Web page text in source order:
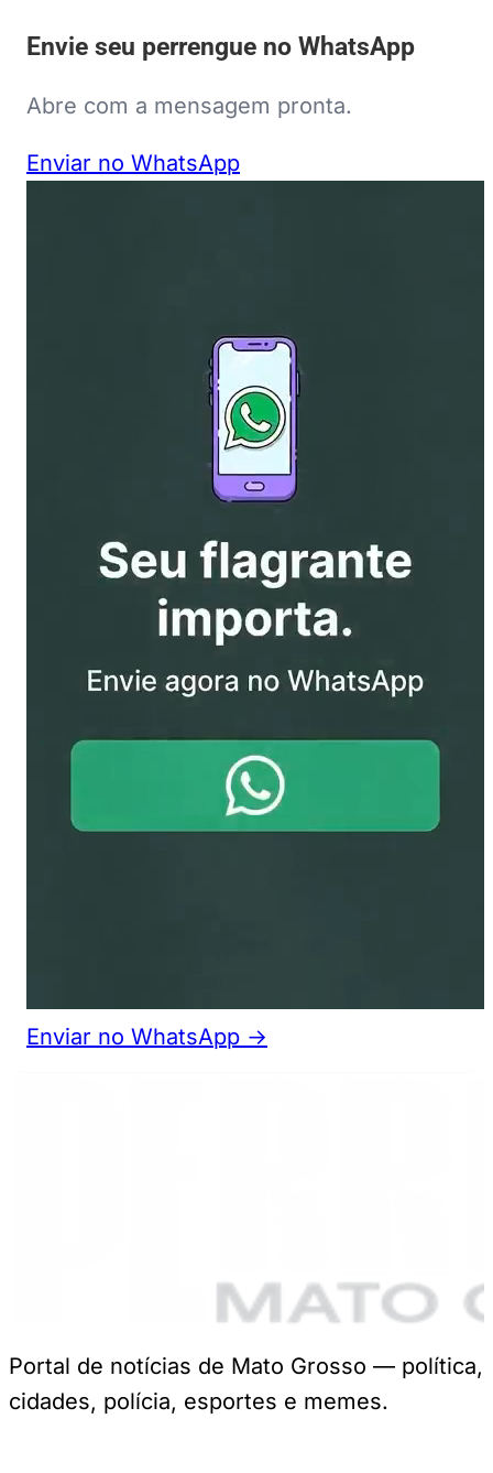
Envie seu perrengue no WhatsApp
Abre com a mensagem pronta.
Enviar no WhatsApp
Enviar no WhatsApp →
Portal de notícias de Mato Grosso — política,
cidades, polícia, esportes e memes.